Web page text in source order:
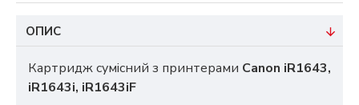
ОПИС
Картридж сумісний з принтерами Canon iR1643,
iR1643i, iR1643iF